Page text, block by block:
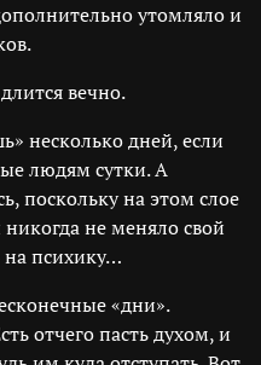
утомляло и
вечно.
несколько дней, если
людям сутки. А
поскольку на этом слое
не меняло свой
на психику…
«дни».
отчего пасть духом, и